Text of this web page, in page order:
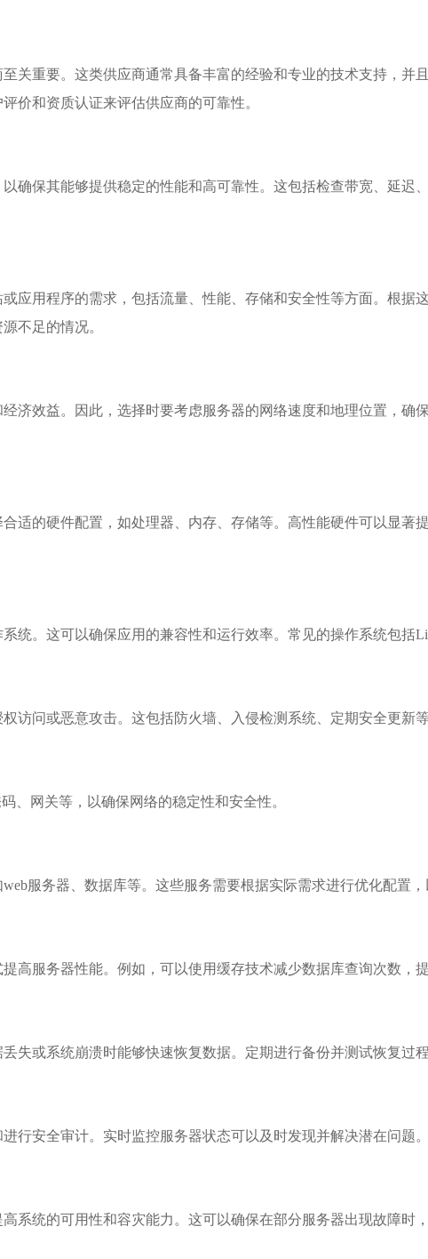
关重要。这类供应商通常具备丰富的经验和专业的技术支持，并
价和资质认证来评估供应商的可靠性。
确保其能够提供稳定的性能和高可靠性。这包括检查带宽、延迟
应用程序的需求，包括流量、性能、存储和安全性等方面。根据
不足的情况。
济效益。因此，选择时要考虑服务器的网络速度和地理位置，确
适的硬件配置，如处理器、内存、存储等。高性能硬件可以显著
统。这可以确保应用的兼容性和运行效率。常见的操作系统包括
访问或恶意攻击。这包括防火墙、入侵检测系统、定期安全更新等
、网关等，以确保网络的稳定性和安全性。
服务器、数据库等。这些服务需要根据实际需求进行优化配置，
高服务器性能。例如，可以使用缓存技术减少数据库查询次数，
失或系统崩溃时能够快速恢复数据。定期进行备份并测试恢复过
行安全审计。实时监控服务器状态可以及时发现并解决潜在问题。
系统的可用性和容灾能力。这可以确保在部分服务器出现故障时